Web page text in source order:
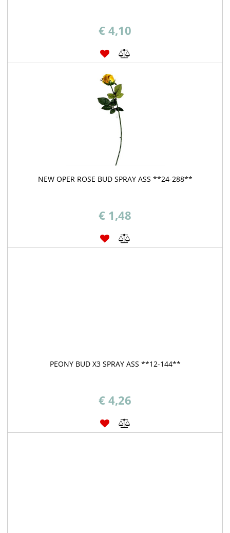
€ 4,10
NEW OPER ROSE BUD SPRAY ASS **24-288**
€ 1,48
PEONY BUD X3 SPRAY ASS **12-144**
€ 4,26